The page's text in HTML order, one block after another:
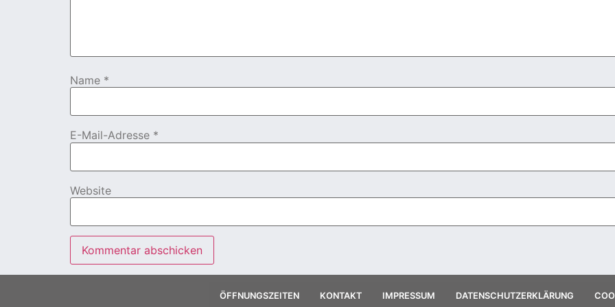
Name *
E-Mail-Adresse *
Website
ÖFFNUNGSZEITEN KONTAKT IMPRESSUM DATENSCHUTZERKLÄRUNG